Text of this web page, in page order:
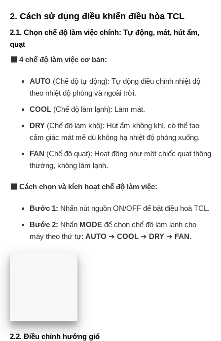
2. Cách sử dụng điều khiển điều hòa TCL
2.1. Chọn chế độ làm việc chính: Tự động, mát, hút ẩm,
quạt
⬛ 4 chế độ làm việc cơ bản:
AUTO (Chế độ tự động): Tự động điều chỉnh nhiệt độ
theo nhiệt độ phòng và ngoài trời.
COOL (Chế độ làm lạnh): Làm mát.
DRY(Chế độ làm khô): Hút ẩm không khí, có thể tạo
cảm giác mát mẻ dù không hạ nhiệt độ phòng xuống.
FAN (Chế độ quạt): Hoạt động như một chiếc quạt thông
thường, không làm lạnh.
⬛ Cách chọn và kích hoạt chế độ làm việc:
Bước 1: Nhấn nút nguồn ON/OFF để bật điều hoà TCL.
Bước 2: Nhấn MODE để chọn chế độ làm lạnh cho
máy theo thứ tự: AUTO ➔ COOL ➔ DRY ➔ FAN.
2.2. Điều chỉnh hướng gió